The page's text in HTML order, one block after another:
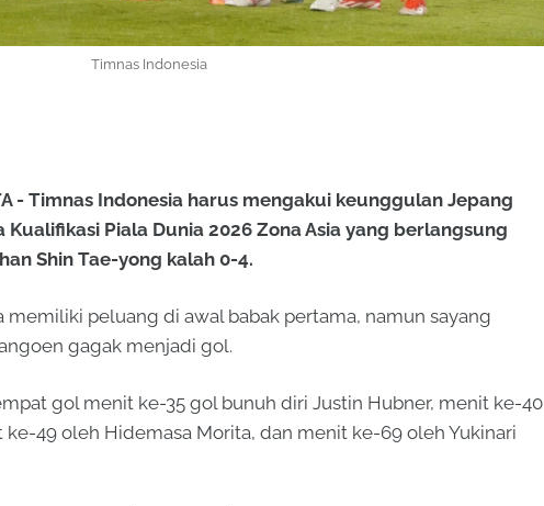
Timnas Indonesia
- Timnas Indonesia harus mengakui keunggulan Jepang
Piala Dunia 2026 Zona Asia yang berlangsung
Shin Tae-yong kalah 0-4.
memiliki peluang di awal babak pertama, namun sayang
gagak menjadi gol.
gol menit ke-35 gol bunuh diri Justin Hubner, menit ke-40
49 oleh Hidemasa Morita, dan menit ke-69 oleh Yukinari